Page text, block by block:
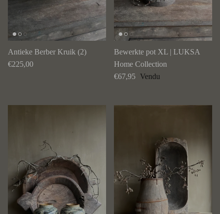
Antieke Berber Kruik (2)
Prix habituel
€225,00
Bewerkte pot XL | LUKSA
Home Collection
Prix habituel
€67,95 Vendu